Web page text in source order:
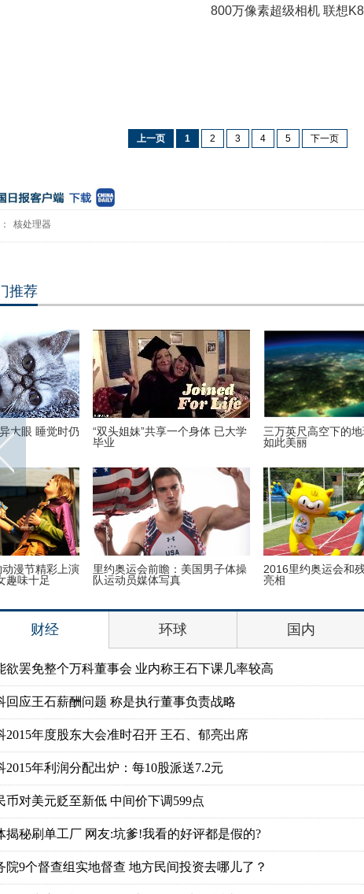
800万像素超级相机 联想
上一页 1 2 3 4 5 下一页
核处理器
推荐
世界各地的宗教建筑 充满魔
色彩呈现视觉盛宴
伦敦：著名“不爽猫”蜡像亮相杜
莎馆 与本尊合影傻傻分不清楚
里约
子疯狂迷恋凯蒂猫 3万英镑
品
英国一核潜艇与商船相撞 核潜艇
被撞坏
我的
财经 环球 国内
欲罢免整个万科董事会 业内称王石下课几率较高
回应王石薪酬问题 称是执行董事负责战略
2015年度股东大会准时召开 王石、郁亮出席
2015年利润分配出炉：每10股派送7.2元
币对美元贬至新低 中间价下调599点
揭秘刷单工厂 网友:坑爹!我看的好评都是假的?
院9个督查组实地督查 地方民间投资去哪儿了？